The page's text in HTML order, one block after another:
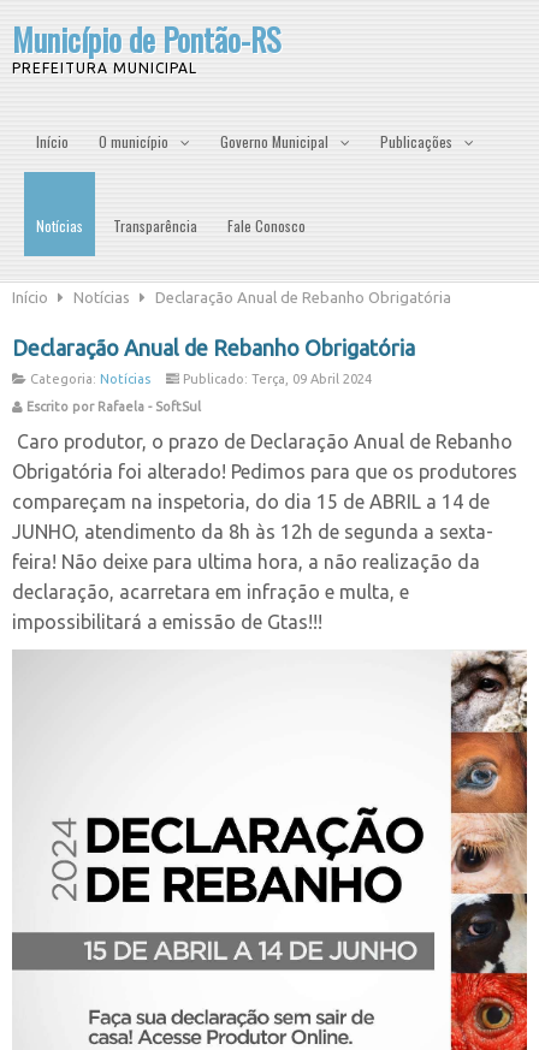
Município de Pontão-RS
PREFEITURA MUNICIPAL
Início O município Governo Municipal Publicações
Notícias Transparência Fale Conosco
Início Notícias Declaração Anual de Rebanho Obrigatória
Declaração Anual de Rebanho Obrigatória
Categoria: Notícias
Publicado: Terça, 09 Abril 2024
Escrito por Rafaela - SoftSul
Caro produtor, o prazo de Declaração Anual de Rebanho
Obrigatória foi alterado! Pedimos para que os produtores
compareçam na inspetoria, do dia 15 de ABRIL a 14 de
JUNHO, atendimento da 8h às 12h de segunda a sexta-
feira! Não deixe para ultima hora, a não realização da
declaração, acarretara em infração e multa, e
impossibilitará a emissão de Gtas!!!